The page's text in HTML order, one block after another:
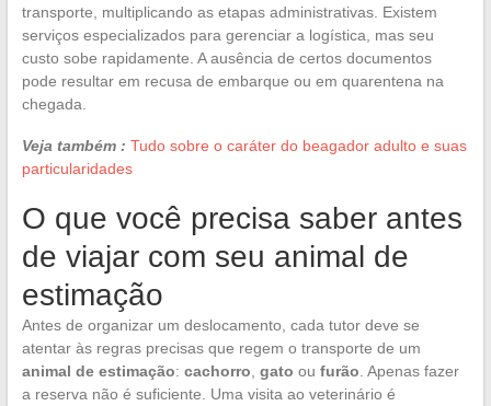
transporte, multiplicando as etapas administrativas. Existem
serviços especializados para gerenciar a logística, mas seu
custo sobe rapidamente. A ausência de certos documentos
pode resultar em recusa de embarque ou em quarentena na
chegada.
Veja também : Tudo sobre o caráter do beagador adulto e suas
particularidades
O que você precisa saber antes
de viajar com seu animal de
estimação
Antes de organizar um deslocamento, cada tutor deve se
atentar às regras precisas que regem o transporte de um
animal de estimação: cachorro gato ou furão . Apenas fazer
a reserva não é suficiente. Uma visita ao veterinário é